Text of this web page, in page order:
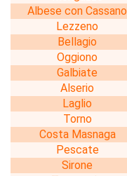
Albese con Cassano
Lezzeno
Bellagio
Oggiono
Galbiate
Alserio
Laglio
Torno
Costa Masnaga
Pescate
Sirone